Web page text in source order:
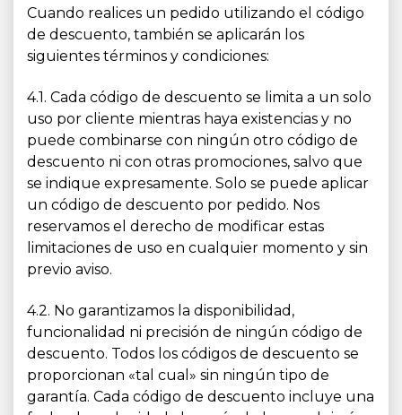
Cuando realices un pedido utilizando el código
de descuento, también se aplicarán los
siguientes términos y condiciones:
4.1. Cada código de descuento se limita a un solo
uso por cliente mientras haya existencias y no
puede combinarse con ningún otro código de
descuento ni con otras promociones, salvo que
se indique expresamente. Solo se puede aplicar
un código de descuento por pedido. Nos
reservamos el derecho de modificar estas
limitaciones de uso en cualquier momento y sin
previo aviso.
4.2. No garantizamos la disponibilidad,
funcionalidad ni precisión de ningún código de
descuento. Todos los códigos de descuento se
proporcionan «tal cual» sin ningún tipo de
garantía. Cada código de descuento incluye una